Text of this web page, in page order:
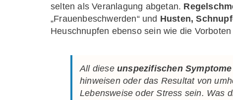
selten als Veranlagung abgetan.
„Frauenbeschwerden“ und Husten,
Heuschnupfen ebenso sein wie die
All diese unspezifischen Symptome
hinweisen oder das Resultat von
Lebensweise oder Stress sein. Was